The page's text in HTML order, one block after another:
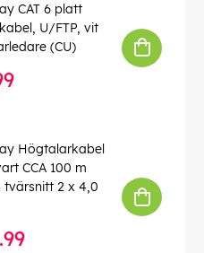
virheitä voi
CAT 6 platt
U/FTP, vit
(CU)
Högtalarkabel
CCA 100 m
tvärsnitt 2 x 4,0